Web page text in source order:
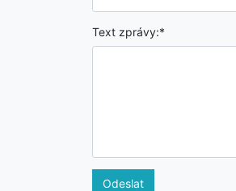
Text zprávy:*
Odeslat